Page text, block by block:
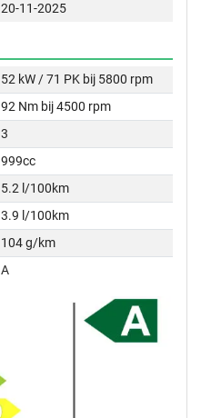
20-11-2025
52 kW / 71 PK bij 5800 rpm
92 Nm bij 4500 rpm
3
999cc
5.2 l/100km
3.9 l/100km
104 g/km
A